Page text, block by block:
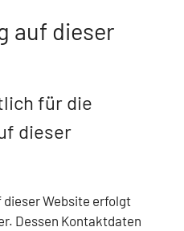
auf dieser
für die
dieser
Website erfolgt
Dessen Kontaktdaten